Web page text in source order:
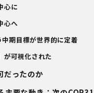
心に
心へ
中期目標が世界的に定着
が可視化された
だったのか